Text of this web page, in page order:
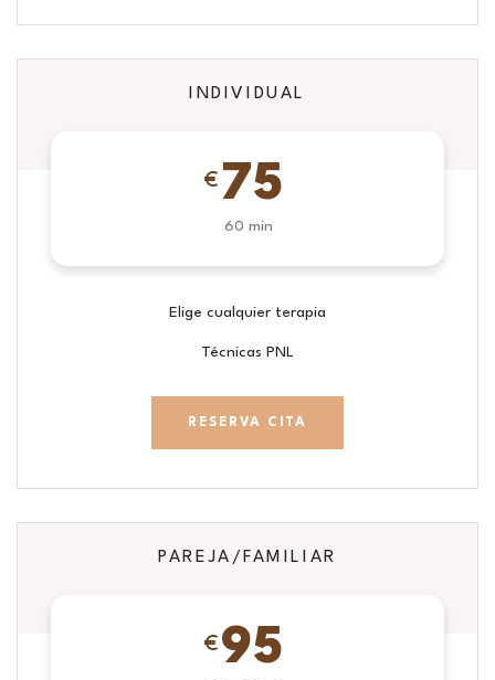
INDIVIDUAL
€ 75
60 min
Elige cualquier terapia
Técnicas PNL
RESERVA CITA
PAREJA/FAMILIAR
€ 95